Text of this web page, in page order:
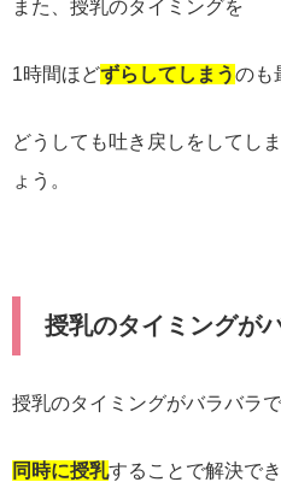
また、授乳のタイミングを
1時間ほどずらしてしまうのも
どうしても吐き戻しをしてし
ょう。
授乳のタイミングが
授乳のタイミングがバラバラで
同時に授乳することで解決でき